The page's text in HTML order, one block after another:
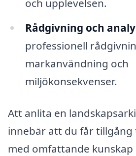
och upplevelsen.
Rådgivning och
professionell
markanvändning och
miljökonsekvenser.
Att anlita en
innebär att du får tillgång
med omfattande kunskap